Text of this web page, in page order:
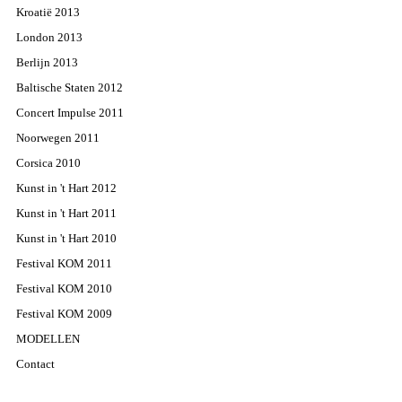
Kroatië 2013
London 2013
Berlijn 2013
Baltische Staten 2012
Concert Impulse 2011
Noorwegen 2011
Corsica 2010
Kunst in 't Hart 2012
Kunst in 't Hart 2011
Kunst in 't Hart 2010
Festival KOM 2011
Festival KOM 2010
Festival KOM 2009
MODELLEN
Contact